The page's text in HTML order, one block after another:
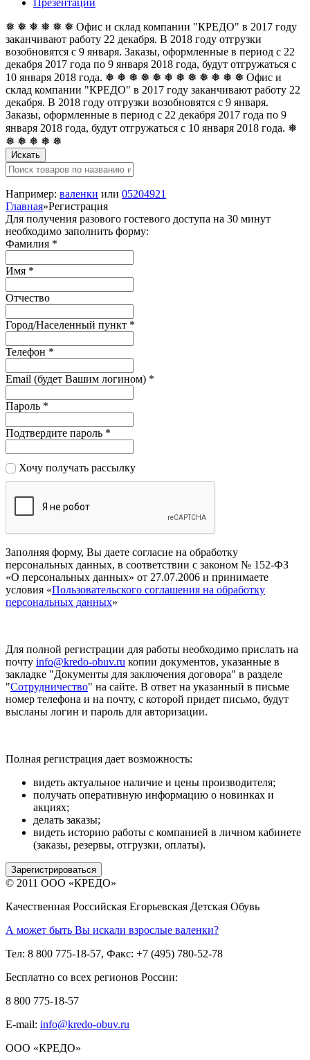
Презентации
❅ ❅ ❅ ❅ ❅ ❅ Офис и склад компании "КРЕДО" в 2017 году
заканчивают работу 22 декабря. В 2018 году отгрузки
возобновятся с 9 января. Заказы, оформленные в период с 22
декабря 2017 года по 9 января 2018 года, будут отгружаться с
10 января 2018 года. ❅ ❅ ❅ ❅ ❅ ❅ ❅ ❅ ❅ ❅ ❅ ❅ Офис и
склад компании "КРЕДО" в 2017 году заканчивают работу 22
декабря. В 2018 году отгрузки возобновятся с 9 января.
Заказы, оформленные в период с 22 декабря 2017 года по 9
января 2018 года, будут отгружаться с 10 января 2018 года. ❅
❅ ❅ ❅ ❅ ❅
Искать
Например: валенки или 05204921
Главная»Регистрация
Для получения разового гостевого доступа на 30 минут
необходимо заполнить форму:
Фамилия *
Имя *
Отчество
Город/Населенный пункт *
Телефон *
Email (будет Вашим логином) *
Пароль *
Подтвердите пароль *
Хочу получать рассылку
Заполняя форму, Вы даете согласие на обработку
персональных данных, в соответствии с законом № 152-ФЗ
«О персональных данных» от 27.07.2006 и принимаете
условия «Пользовательского соглашения на обработку
персональных данных»
Для полной регистрации для работы необходимо прислать на
почту info@kredo-obuv.ru копии документов, указанные в
закладке "Документы для заключения договора" в разделе
"Сотрудничество" на сайте. В ответ на указанный в письме
номер телефона и на почту, с которой придет письмо, будут
высланы логин и пароль для авторизации.
Полная регистрация дает возможность:
видеть актуальное наличие и цены производителя;
получать оперативную информацию о новинках и
акциях;
делать заказы;
видеть историю работы с компанией в личном кабинете
(заказы, резервы, отгрузки, оплаты).
Зарегистрироваться
© 2011 ООО «КРЕДО»
Качественная Российская Егорьевская Детская Обувь
А может быть Вы искали взрослые валенки?
Тел: 8 800 775-18-57, Факс: +7 (495) 780-52-78
Бесплатно со всех регионов России:
8 800 775-18-57
E-mail: info@kredo-obuv.ru
ООО «КРЕДО»